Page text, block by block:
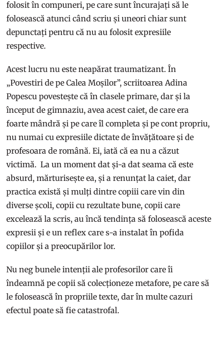
folosit în compuneri, pe care sunt încurajați să le
folosească atunci când scriu și uneori chiar sunt
depunctați pentru că nu au folosit expresiile
respective.
Acest lucru nu este neapărat traumatizant. În
„Povestiri de pe Calea Moșilor”, scriitoarea Adina
Popescu povestește că în clasele primare, dar și la
început de gimnaziu, avea acest caiet, de care era
foarte mândră și pe care îl completa și pe cont propriu,
nu numai cu expresiile dictate de învățătoare și de
profesoara de română. Ei, iată că ea nu a căzut
victimă. La un moment dat și-a dat seama că este
absurd, mărturisește ea, și a renunțat la caiet, dar
practica există și mulți dintre copiii care vin din
diverse școli, copii cu rezultate bune, copii care
excelează la scris, au încă tendința să folosească aceste
expresii și e un reflex care s-a instalat în pofida
copiilor și a preocupărilor lor.
Nu neg bunele intenții ale profesorilor care îi
îndeamnă pe copii să colecționeze metafore, pe care să
le folosească în propriile texte, dar în multe cazuri
efectul poate să fie catastrofal.